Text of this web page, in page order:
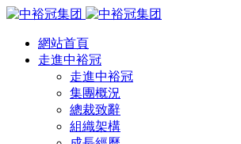
網站首頁
走進中裕冠
走進中裕冠
集團概況
總裁致辭
組織架構